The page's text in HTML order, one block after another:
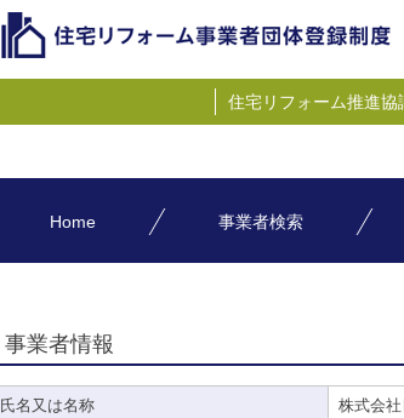
住宅リフォーム推進協
Home 事業者検索
事業者情報
氏名又は名称 株式会